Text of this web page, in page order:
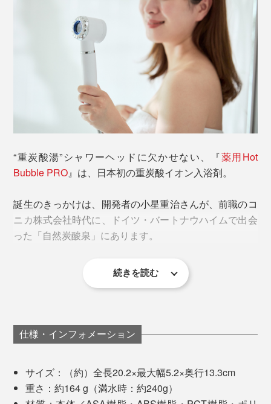
「炭酸」と聞くと、お風呂に入れてブクブク泡立つ、炭
酸入浴剤が思い浮かぶと思いますが、『薬用Hot Bubble
PRO』は、まったくの別物です。
よくある炭酸入浴剤は、炭酸ガスが広がった酸性の湯に
ち。色や香りを楽しむイメージです。
『薬用Hot Bubble PRO』は、独自のマイクロカプセル
ほとんどのメーカーのシャワーホースに、そのまま取り
※ご自宅のシャワーヘッドのメーカーがKVK・MYM・ガスターの場合は、付属の
取りつけた“重炭酸湯”シャワーヘッドから、「タブレッ
PRO』を1錠入れます。
“重炭酸湯”シャワーヘッドに欠かせない、『薬用Hot
Bubble PRO』は、日本初の重炭酸イオン入浴剤。
誕生のきっかけは、開発者の小星重治さんが、前職のコ
ニカ株式会社時代に、ドイツ・バートナウハイムで出会
った「自然炭酸泉」にあります。
続きを読む
仕様・インフォメーション
サイズ：（約）全長20.2×最大幅5.2×奥行13.3cm
重さ：約164 g（満水時：約240g）